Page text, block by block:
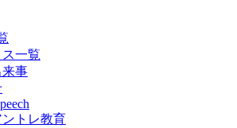
ス一覧
事
トレ教育